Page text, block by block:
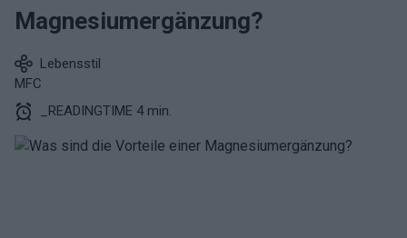
Magnesiumergänzung?
Lebensstil
MFC
_READINGTIME 4 min.